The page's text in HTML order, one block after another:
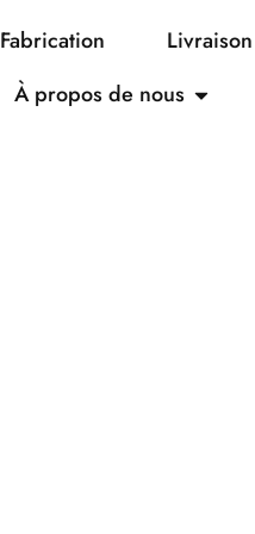
Fabrication
À propos de nous